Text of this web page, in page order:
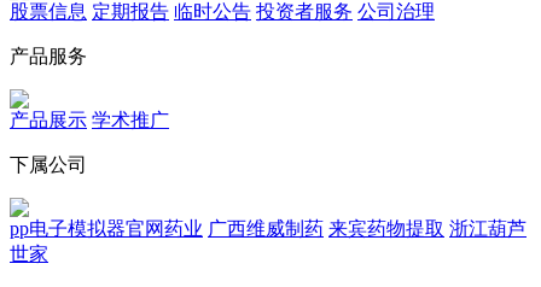
股票信息 定期报告 临时公告 投资者服务 公司治理
产品服务
产品展示 学术推广
下属公司
pp电子模拟器官网药业 广西维威制药 来宾药物提取 浙江葫芦
世家